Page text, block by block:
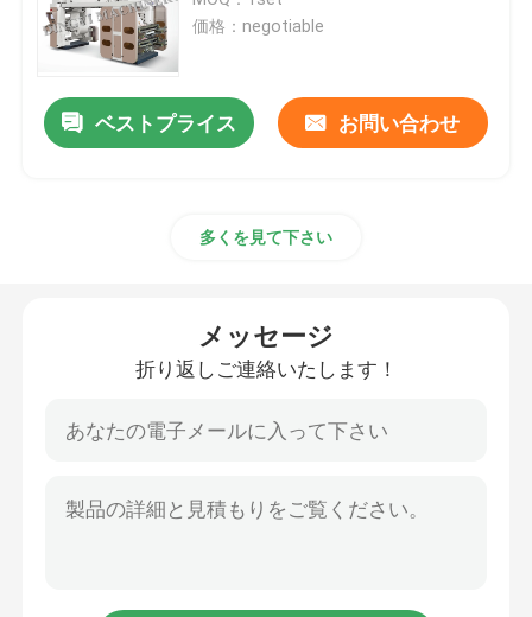
PEのフィルムの吹く機械
単一層の膨らんだフィルム機械
CI Flexoの印字機
機械を作るポリエチレン袋
機械を作るロールの袋
価格：negotiable
ベストプライス お問い合わせ
多くを見て下さい
メッセージ
折り返しご連絡いたします！